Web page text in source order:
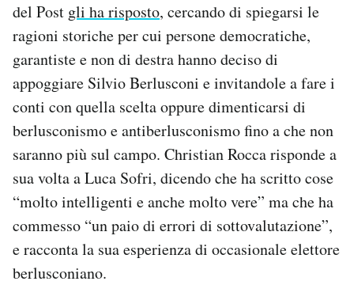
PODCAST
NEWSLETTER
I MIEI PREFERITI
CALENDARIO
AREA PERSONALE
del Post gli ha risposto, cercando di spiegarsi le
ragioni storiche per cui persone democratiche,
garantiste e non di destra hanno deciso di
appoggiare Silvio Berlusconi e invitandole a fare i
conti con quella scelta oppure dimenticarsi di
berlusconismo e antiberlusconismo fino a che non
saranno più sul campo. Christian Rocca risponde a
sua volta a Luca Sofri, dicendo che ha scritto cose
“molto intelligenti e anche molto vere” ma che ha
commesso “un paio di errori di sottovalutazione”,
e racconta la sua esperienza di occasionale elettore
berlusconiano.